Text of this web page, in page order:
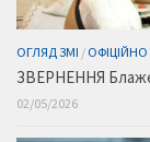
ОГЛЯД ЗМІ / ОФІЦІЙНО
ЗВЕРНЕННЯ
02/05/2026